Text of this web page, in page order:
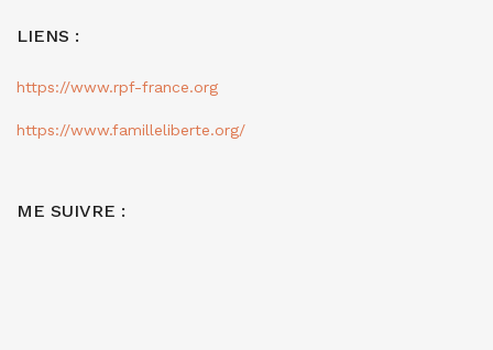
LIENS :
https://www.rpf-france.org
https://www.familleliberte.org/
ME SUIVRE :